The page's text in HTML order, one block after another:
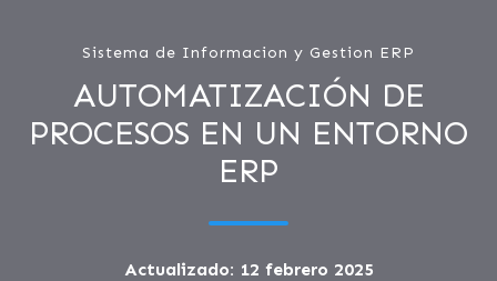
Sistema de Informacion y Gestion ERP
AUTOMATIZACIÓN DE
PROCESOS EN UN ENTORNO
ERP
Actualizado: 12 febrero 2025